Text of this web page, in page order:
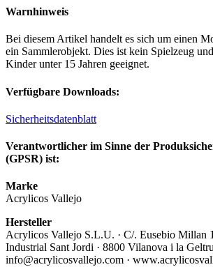
Warnhinweis
Bei diesem Artikel handelt es sich um einen
ein Sammlerobjekt. Dies ist kein Spielzeug
Kinder unter 15 Jahren geeignet.
Verfügbare Downloads:
Sicherheitsdatenblatt
Verantwortlicher im Sinne der
(GPSR) ist:
Marke
Acrylicos Vallejo
Hersteller
Acrylicos Vallejo S.L.U. · C/. Eusebio Millan
Industrial Sant Jordi · 8800 Vilanova i la Geltru
info@acrylicosvallejo.com ·